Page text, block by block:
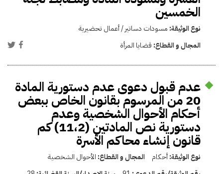
الخمسين
نوع الوثيقة: مسودات دساتير / أعمال تحضيرية
المجال و القطاع: قضايا المرأة
عدم قبول دعوى عدم دستورية المادة
20 من المرسوم بقانون الخاص ببعض
أحكام الأحوال الشخصية وعدم
دستورية نص المادتين (11،2) كم
قانون إنشاء محاكم الأسرة
نوع الوثيقة:أحكام المجال و القطاع: الأحوال الشخصية